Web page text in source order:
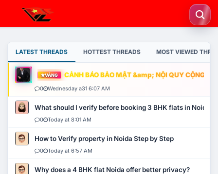
LATEST THREADS HOTTEST THREADS MOST VIEWED
VÀNG CẢNH BÁO BẢO MẬT &amp; NỘI QUY CỘNG
0 Wednesday a31 6:07 AM
What should I verify before booking 3 BHK flats in Noida?
0 Today at 8:01 AM
How to Verify property in Noida Step by Step
0 Today at 6:57 AM
Why does a 4 BHK flat Noida offer better privacy?